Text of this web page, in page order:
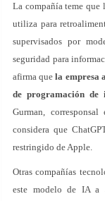
La compañía teme que
utiliza para
supervisados por
seguridad para
afirma quela empresa
de programación
Gurman,
considera que
restringido de Apple.
Otras compañías
este modelo de IA a